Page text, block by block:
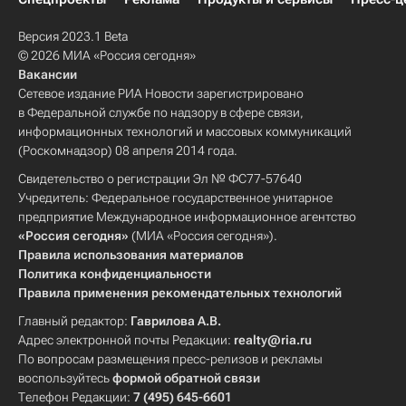
Версия 2023.1 Beta
© 2026 МИА «Россия сегодня»
Вакансии
Сетевое издание РИА Новости зарегистрировано
в Федеральной службе по надзору в сфере связи,
информационных технологий и массовых коммуникаций
(Роскомнадзор) 08 апреля 2014 года.
Свидетельство о регистрации Эл № ФС77-57640
Учредитель: Федеральное государственное унитарное
предприятие Международное информационное агентство
«Россия сегодня» (МИА «Россия сегодня»).
Правила использования материалов
Политика конфиденциальности
Правила применения рекомендательных технологий
Главный редактор: Гаврилова А.В.
Адрес электронной почты Редакции: realty@ria.ru
По вопросам размещения пресс-релизов и рекламы
воспользуйтесьформой обратной связи
Телефон Редакции: 7 (495) 645-6601